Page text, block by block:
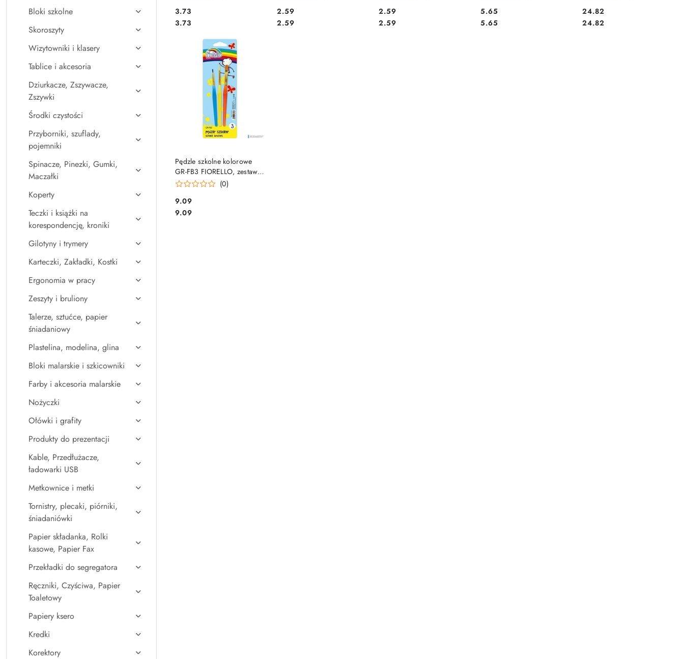
Bloki szkolne
Skoroszyty
Wizytowniki i klasery
Tablice i akcesoria
Dziurkacze, Zszywacze,
Zszywki
Środki czystości
Przyborniki, szuflady,
pojemniki
Spinacze, Pinezki, Gumki,
Maczałki
Koperty
Teczki i książki na
korespondencję, kroniki
Gilotyny i trymery
Karteczki, Zakładki, Kostki
Ergonomia w pracy
Zeszyty i bruliony
Talerze, sztućce, papier
śniadaniowy
Plastelina, modelina, glina
Bloki malarskie i szkicowniki
Farby i akcesoria malarskie
Nożyczki
Ołówki i grafity
Produkty do prezentacji
Kable, Przedłużacze,
ładowarki USB
Metkownice i metki
Tornistry, plecaki, piórniki,
śniadaniówki
Papier składanka, Rolki
kasowe, Papier Fax
Przekładki do segregatora
Ręczniki, Czyściwa, Papier
Toaletowy
Papiery ksero
Kredki
Korektory
Cena:
3.73
Cena:
3.73
Cena:
2.59
Cena:
2.59
Cena:
2.59
Cena:
2.59
Cena:
5.65
Cena:
5.65
Cena:
24.82
Cena:
24.82
Pędzle szkolne kolorowe
GR-FB3 FIORELLO, zestaw
trzech pędzli, GRAND 170-
(0)
Cena:
9.09
Cena:
9.09
DO KOSZYKA